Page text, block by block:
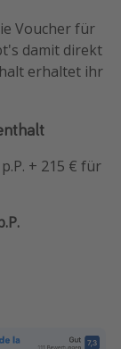
Voucher für
damit direkt
erhaltet ihr
+ 215 € für